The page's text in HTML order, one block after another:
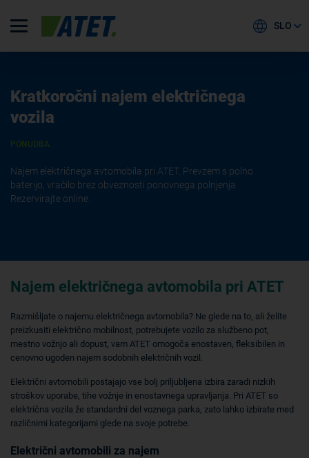
SLO
Kratkoročni najem električnega
vozila
Najem električnega avtomobila pri ATET. Prevzem s polno
baterijo, vračilo brez obveznosti ponovnega polnjenja.
Rezervirajte online.
Najem električnega avtomobila pri ATET
Razmišljate o najemu električnega avtomobila? Ne glede na to, ali želite
preizkusiti električno mobilnost, potrebujete vozilo za službeno pot,
mestno vožnjo ali dopust, vam ATET omogoča enostaven, fleksibilen in
cenovno ugoden najem sodobnih električnih vozil.
Električni avtomobili postajajo vse bolj priljubljena izbira zaradi nizkih
stroškov uporabe, tihe vožnje in enostavnega upravljanja. Pri ATET so
električna vozila že standardni del voznega parka, zato lahko izbirate med
različnimi kategorijami glede na svoje potrebe.
Električni avtomobili za najem